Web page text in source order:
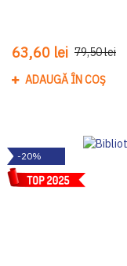
63,60 lei 79,50 lei
ADAUGĂ ÎN COȘ
-20%